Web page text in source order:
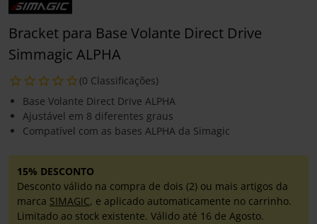
Bracket para Base Volante Direct Drive
Simmagic ALPHA
(0 Classificações)
Base Volante Direct Drive ALPHA
Ajustável em 8 diferentes graus
Compatível com as bases ALPHA da Simagic
15% DESCONTO
Desconto válido na compra de dois (2) ou mais artigos da
marca SIMAGIC, e aplicado automaticamente no carrinho.
Limitado ao stock existente. Válido até 16 de Agosto.